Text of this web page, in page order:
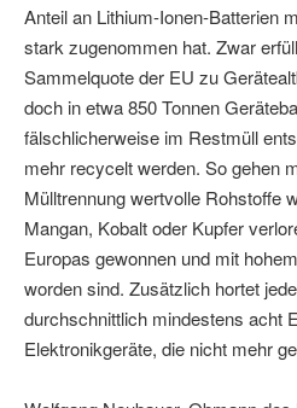
Anteil an Lithium-Ionen-Batterien
stark zugenommen hat. Zwar
Sammelquote der EU zu
doch in etwa 850 Tonnen
fälschlicherweise im Restmüll
mehr recycelt werden. So gehen
Mülltrennung wertvolle Rohstoffe
Mangan, Kobalt oder Kupfer
Europas gewonnen und mit
worden sind. Zusätzlich hortet
durchschnittlich mindestens acht
Elektronikgeräte, die nicht mehr